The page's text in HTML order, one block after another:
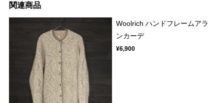
関連商品
Woolrich ハンドフレームアラ
ンカーデ
¥6,900